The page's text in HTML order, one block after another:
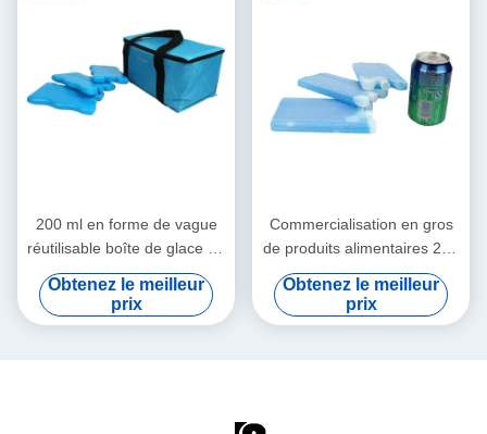
200 ml en forme de vague
réutilisable boîte de glace en
gel de couleur alimentaire
pour enfants sacs de
déjeuner pour les aliments
Obtenez le meilleur
prix
Commercialisation en gros
de produits alimentaires 200
g blocs de glace en gel à
coquille dure pour déjeuner
boîte pour aliments congelés
Obtenez le meilleur
prix